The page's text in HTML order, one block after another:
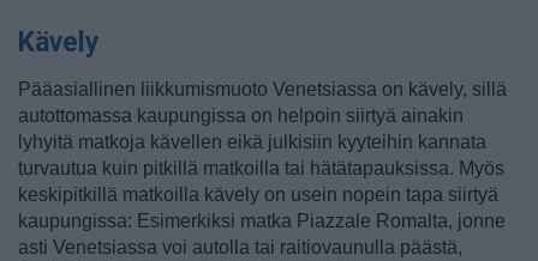
Kävely
Pääasiallinen liikkumismuoto Venetsiassa on kävely, sillä
autottomassa kaupungissa on helpoin siirtyä ainakin
lyhyitä matkoja kävellen eikä julkisiin kyyteihin kannata
turvautua kuin pitkillä matkoilla tai hätätapauksissa. Myös
keskipitkillä matkoilla kävely on usein nopein tapa siirtyä
kaupungissa: Esimerkiksi matka Piazzale Romalta, jonne
asti Venetsiassa voi autolla tai raitiovaunulla päästä,